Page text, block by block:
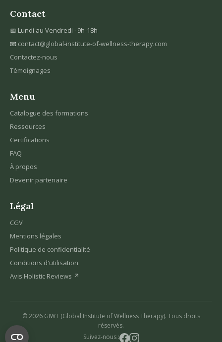
Contact
📅 Lundi au Vendredi · 9h-18h
📧 contact@global-institute-of-wellness-therapy.com
Contactez-nous
Témoignages
Menu
Catalogue des formations
Ressources
Certifications
FAQ
À propos
Devenir partenaire
Légal
CGV
Mentions légales
Politique de confidentialité
Conditions d'utilisation
Avis Holistic Reviews ↗
© 2026 GIWT (Global Institute of Wellness Therapy). Tous droits
réservés.
Suivez-nous :